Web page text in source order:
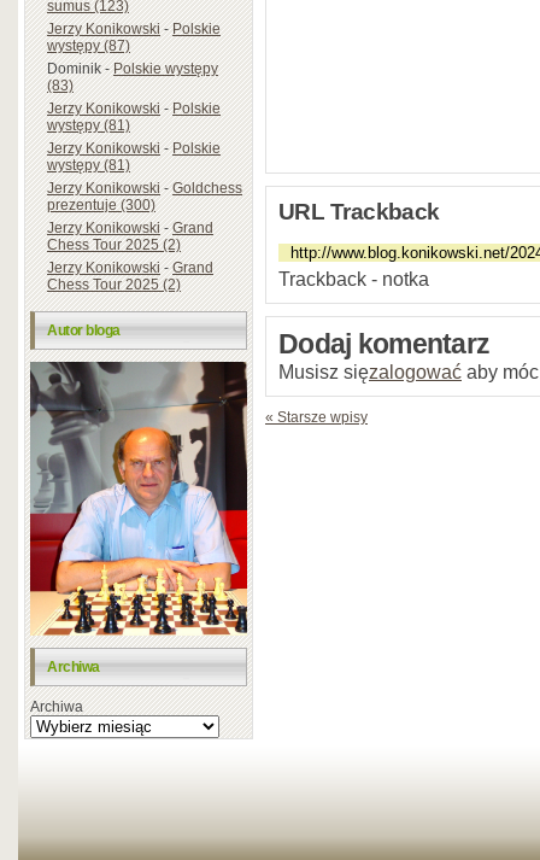
sumus (123)
Jerzy Konikowski-Polskie
występy (87)
Dominik-Polskie występy
(83)
Jerzy Konikowski-Polskie
występy (81)
Jerzy Konikowski-Polskie
występy (81)
Jerzy Konikowski-Goldchess
prezentuje (300)
Jerzy Konikowski-Grand
Chess Tour 2025 (2)
Jerzy Konikowski-Grand
Chess Tour 2025 (2)
Autor bloga
Archiwa
Archiwa
URL Trackback
Trackback - notka
Dodaj komentarz
Musisz sięzalogować aby
« Starsze wpisy